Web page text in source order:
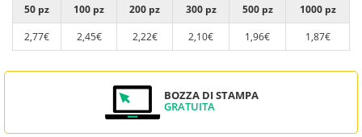
50 pz 100 pz 200 pz 300 pz 500 pz
1000 pz
2,77€
2,45€ 2,22€ 2,10€ 1,96€ 1,87€
BOZZA DI STAMPA
GRATUITA